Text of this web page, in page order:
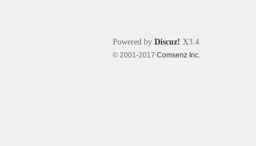
Powered by Discuz! X3.4
© 2001-2017 Comsenz Inc.